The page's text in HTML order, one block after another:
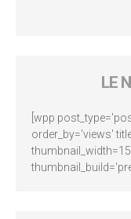
LE
[wpp
order_by='views'